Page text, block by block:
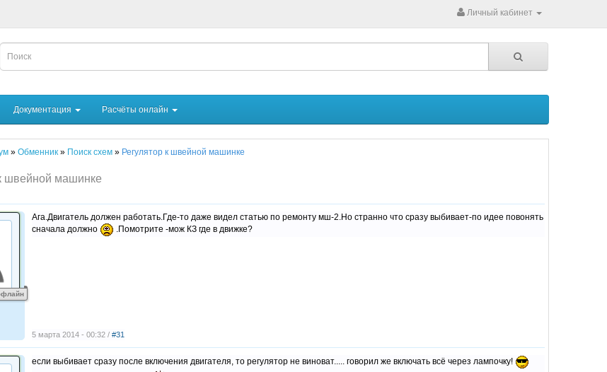
Личный кабинет
Документация Расчёты онлайн
» Обменник» Поиск схем» Регулятор к швейной машинке
швейной машинке
Ага.Двигатель должен работать.Где-то даже видел статью по ремонту мш-2.Но странно что сразу выбивает-по идее повонять
сначала должно
.Помотрите -мож КЗ где в движке?
5 марта 2014 - 00:32 / #31
если выбивает сразу после включения двигателя, то регулятор не виноват..... говорил же включать всё через лампочку!